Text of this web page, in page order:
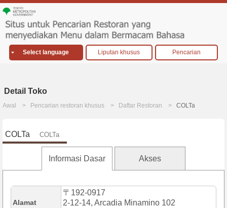
Select language Liputan khusus Pencarian
Detail Toko
Awal Pencarian restoran khusus Daftar Restoran COLTa
COLTa COLTa
Informasi Dasar Akses
Alamat
〒192-0917
2-12-14, Arcadia Minamino 102